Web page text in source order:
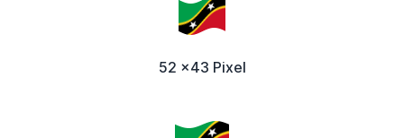
52 x43 Pixel